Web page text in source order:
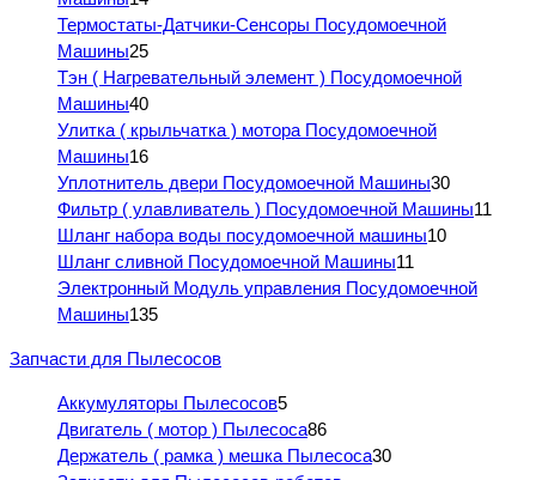
Термостаты-Датчики-Сенсоры Посудомоечной
Машины25
Тэн ( Нагревательный элемент ) Посудомоечной
Машины40
Улитка ( крыльчатка ) мотора Посудомоечной
Машины16
Уплотнитель двери Посудомоечной Машины30
Фильтр ( улавливатель ) Посудомоечной Машины11
Шланг набора воды посудомоечной машины10
Шланг сливной Посудомоечной Машины11
Электронный Модуль управления Посудомоечной
Машины135
Запчасти для Пылесосов
Аккумуляторы Пылесосов5
Двигатель ( мотор ) Пылесоса86
Держатель ( рамка ) мешка Пылесоса30